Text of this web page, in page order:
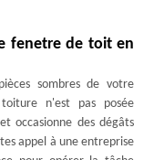
fenetre de toit en
sombres de votre
n'est pas posée
occasionne des dégâts
appel à une entreprise